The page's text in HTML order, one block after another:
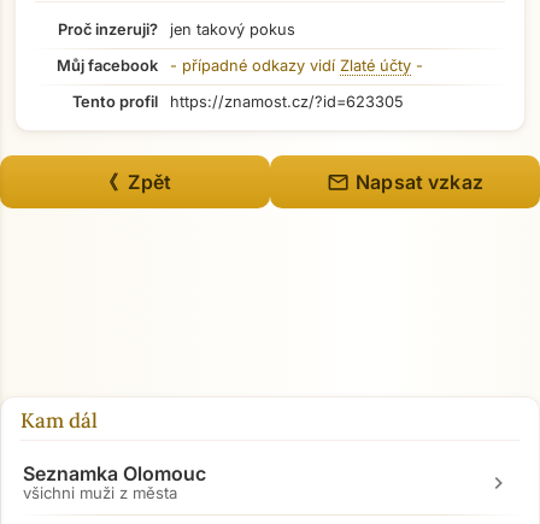
Přejít na hlavní obsah
Proč inzeruji?
jen takový pokus
Můj facebook
- případné odkazy vidí Zlaté účty -
Tento profil
https://znamost.cz/?id=623305
《 Zpět mail Napsat vzkaz
Kam dál
Seznamka Olomouc
všichni muži z města chevron_right